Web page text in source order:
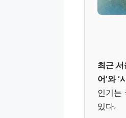
최근
어’와
인기는
있다.